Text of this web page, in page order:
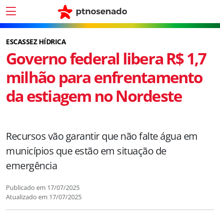
ESCASSEZ HÍDRICA
Governo federal libera R$ 1,7
milhão para enfrentamento
da estiagem no Nordeste
Recursos vão garantir que não falte água em
municípios que estão em situação de
emergência
Publicado em 17/07/2025
Atualizado em 17/07/2025